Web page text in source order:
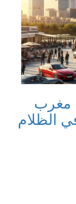
مغرب
الظلام